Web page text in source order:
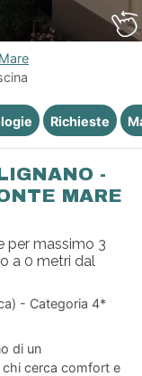
-
MARE
per massimo 3
a 0 metri dal
- Categoria 4*
di un
cerca comfort e
Richieste